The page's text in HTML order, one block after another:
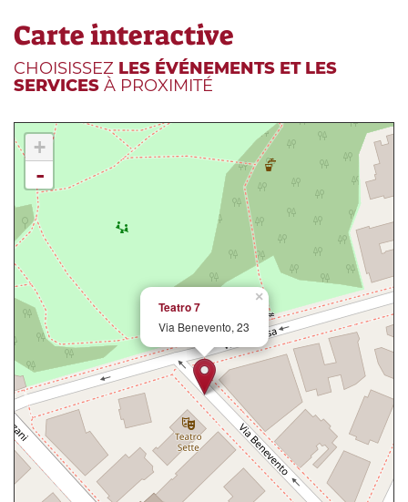
Carte interactive
CHOISISSEZ LES ÉVÉNEMENTS ET LES
SERVICES À PROXIMITÉ
×
Teatro 7
Via Benevento, 23
+
-